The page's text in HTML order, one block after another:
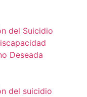
del Suicidio
Deseada
del suicidio